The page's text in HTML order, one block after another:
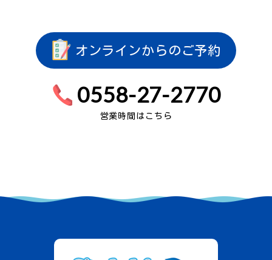
オンラインからのご予約
0558-27-2770
営業時間はこちら